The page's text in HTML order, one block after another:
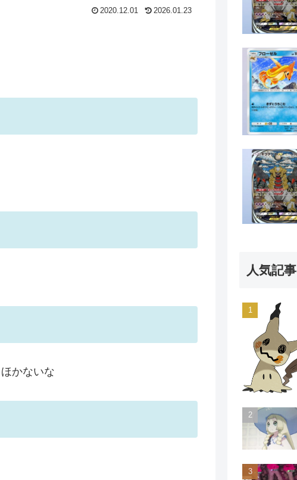
2020.12.01 2026.01.23
かないな
人気記事